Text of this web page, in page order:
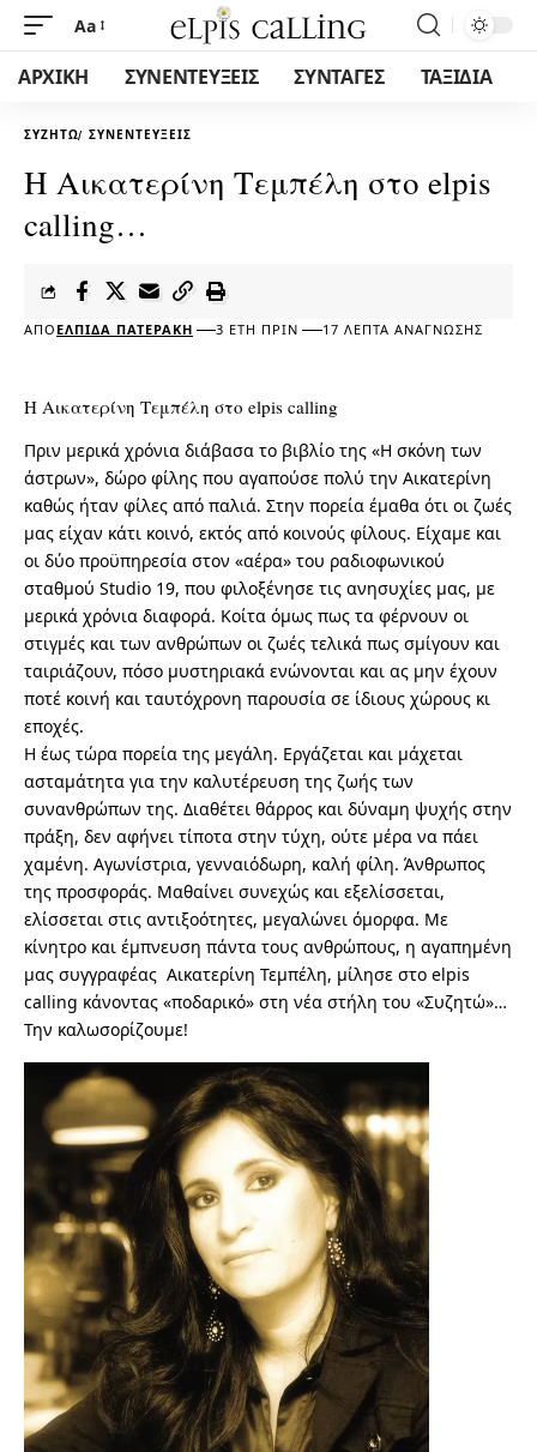
Aa
ΑΡΧΙΚΗ ΣΥΝΕΝΤΕΥΞΕΙΣ ΣΥΝΤΑΓΕΣ ΤΑΞΙΔΙΑ
ΣΥΖΗΤΏ ΣΥΝΕΝΤΕΎΞΕΙΣ
Η Αικατερίνη Τεμπέλη στο elpis
calling…
ΑΠΌ ΕΛΠΊΔΑ ΠΑΤΕΡΆΚΗ 3 ΈΤΗ ΠΡΙΝ 17 ΛΕΠΤΆ ΑΝΆΓΝΩΣΗΣ
Η Αικατερίνη Τεμπέλη στο elpis calling
Πριν μερικά χρόνια διάβασα το βιβλίο της «Η σκόνη των
άστρων», δώρο φίλης που αγαπούσε πολύ την Αικατερίνη
καθώς ήταν φίλες από παλιά. Στην πορεία έμαθα ότι οι ζωές
μας είχαν κάτι κοινό, εκτός από κοινούς φίλους. Είχαμε και
οι δύο προϋπηρεσία στον «αέρα» του ραδιοφωνικού
σταθμού Studio 19, που φιλοξένησε τις ανησυχίες μας, με
μερικά χρόνια διαφορά. Κοίτα όμως πως τα φέρνουν οι
στιγμές και των ανθρώπων οι ζωές τελικά πως σμίγουν και
ταιριάζουν, πόσο μυστηριακά ενώνονται και ας μην έχουν
ποτέ κοινή και ταυτόχρονη παρουσία σε ίδιους χώρους κι
εποχές.
Η έως τώρα πορεία της μεγάλη. Εργάζεται και μάχεται
ασταμάτητα για την καλυτέρευση της ζωής των
συνανθρώπων της. Διαθέτει θάρρος και δύναμη ψυχής στην
πράξη, δεν αφήνει τίποτα στην τύχη, ούτε μέρα να πάει
χαμένη. Αγωνίστρια, γενναιόδωρη, καλή φίλη. Άνθρωπος
της προσφοράς. Μαθαίνει συνεχώς και εξελίσσεται,
ελίσσεται στις αντιξοότητες, μεγαλώνει όμορφα. Με
κίνητρο και έμπνευση πάντα τους ανθρώπους, η αγαπημένη
μας συγγραφέας Αικατερίνη Τεμπέλη, μίλησε στο elpis
calling κάνοντας «ποδαρικό» στη νέα στήλη του «Συζητώ»…
Την καλωσορίζουμε!